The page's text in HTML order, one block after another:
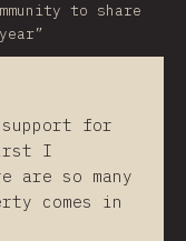
to share
for
I
are so many
comes in